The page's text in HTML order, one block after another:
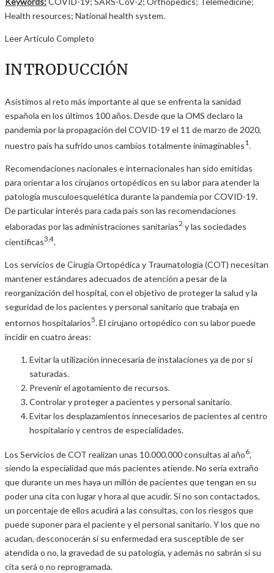
Health resources; National health system.
Leer Artículo Completo
INTRODUCCIÓN
Asistimos al reto más importante al que se enfrenta la sanidad
española en los últimos 100 años. Desde que la OMS declaro la
pandemia por la propagación del COVID-19 el 11 de marzo de 2020,
nuestro país ha sufrido unos cambios totalmente inimaginables1.
Recomendaciones nacionales e internacionales han sido emitidas
para orientar a los cirujanos ortopédicos en su labor para atender la
patología musculoesquelética durante la pandemia por COVID-19.
De particular interés para cada país son las recomendaciones
elaboradas por las administraciones sanitarias2 y las sociedades
científicas3,4.
Los servicios de Cirugía Ortopédica y Traumatología (COT) necesitan
mantener estándares adecuados de atención a pesar de la
reorganización del hospital, con el objetivo de proteger la salud y la
seguridad de los pacientes y personal sanitario que trabaja en
entornos hospitalarios5. El cirujano ortopédico con su labor puede
incidir en cuatro áreas:
Evitar la utilización innecesaria de instalaciones ya de por sí
saturadas.
Prevenir el agotamiento de recursos.
Controlar y proteger a pacientes y personal sanitario.
Evitar los desplazamientos innecesarios de pacientes al centro
hospitalario y centros de especialidades.
Los Servicios de COT realizan unas 10.000.000 consultas al año6
siendo la especialidad que más pacientes atiende. No sería extraño
que durante un mes haya un millón de pacientes que tengan en su
poder una cita con lugar y hora al que acudir. Si no son contactados,
un porcentaje de ellos acudirá a las consultas, con los riesgos que
puede suponer para el paciente y el personal sanitario. Y los que no
acudan, desconocerán si su enfermedad era susceptible de ser
atendida o no, la gravedad de su patología, y además no sabrán si su
cita será o no reprogramada.